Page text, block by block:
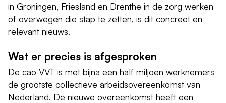
in Groningen, Friesland en Drenthe in de zorg werken
of overwegen die stap te zetten, is dit concreet en
relevant nieuws.
Wat er precies is afgesproken
De cao VVT is met bijna een half miljoen werknemers
de grootste collectieve arbeidsovereenkomst van
Nederland. De nieuwe overeenkomst heeft een